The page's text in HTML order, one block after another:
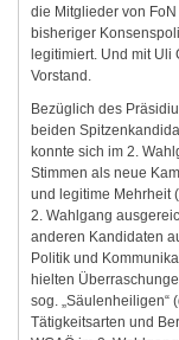
die Mitglieder von
bisheriger
legitimiert. Und mit
Vorstand.
Bezüglich des
beiden
konnte sich im 2.
Stimmen als neue
und legitime Mehrheit
2. Wahlgang
anderen Kandidaten
Politik und
hielten
sog. „Säulenheiligen“
Tätigkeitsarten und